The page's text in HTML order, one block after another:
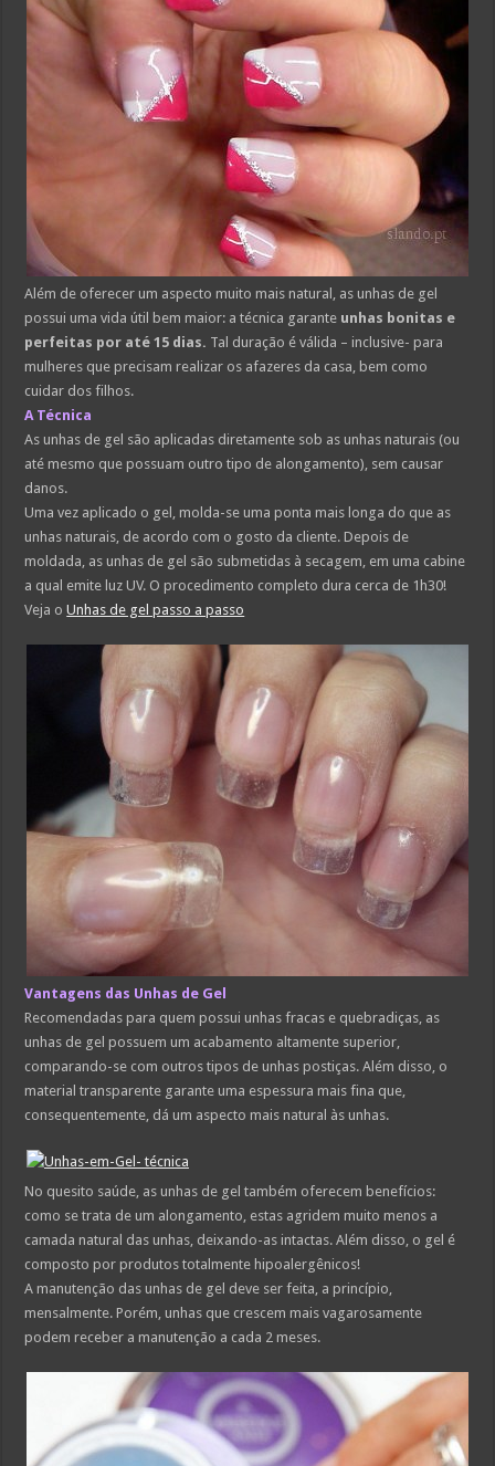
Além de oferecer um aspecto muito mais natural, as unhas de gel
possui uma vida útil bem maior: a técnica garante unhas bonitas e
perfeitas por até 15 dias. Tal duração é válida – inclusive- para
mulheres que precisam realizar os afazeres da casa, bem como
cuidar dos filhos.
A Técnica
As unhas de gel são aplicadas diretamente sob as unhas naturais (ou
até mesmo que possuam outro tipo de alongamento), sem causar
danos.
Uma vez aplicado o gel, molda-se uma ponta mais longa do que as
unhas naturais, de acordo com o gosto da cliente. Depois de
moldada, as unhas de gel são submetidas à secagem, em uma cabine
a qual emite luz UV. O procedimento completo dura cerca de 1h30!
Veja oUnhas de gel passo a passo
Vantagens das Unhas de Gel
Recomendadas para quem possui unhas fracas e quebradiças, as
unhas de gel possuem um acabamento altamente superior,
comparando-se com outros tipos de unhas postiças. Além disso, o
material transparente garante uma espessura mais fina que,
consequentemente, dá um aspecto mais natural às unhas.
No quesito saúde, as unhas de gel também oferecem benefícios:
como se trata de um alongamento, estas agridem muito menos a
camada natural das unhas, deixando-as intactas. Além disso, o gel é
composto por produtos totalmente hipoalergênicos!
A manutenção das unhas de gel deve ser feita, a princípio,
mensalmente. Porém, unhas que crescem mais vagarosamente
podem receber a manutenção a cada 2 meses.